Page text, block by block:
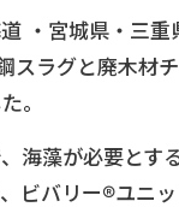
・宮城県・三
スラグと廃木材
。
海藻が必要とす
ビバリー®ユニ